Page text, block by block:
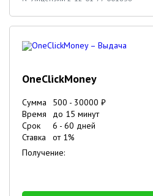
OneClickMoney
Сумма 500 - 30000 ₽
Время
до 15 минут
Срок
6 - 60 дней
Ставка
от 1%
Получение: